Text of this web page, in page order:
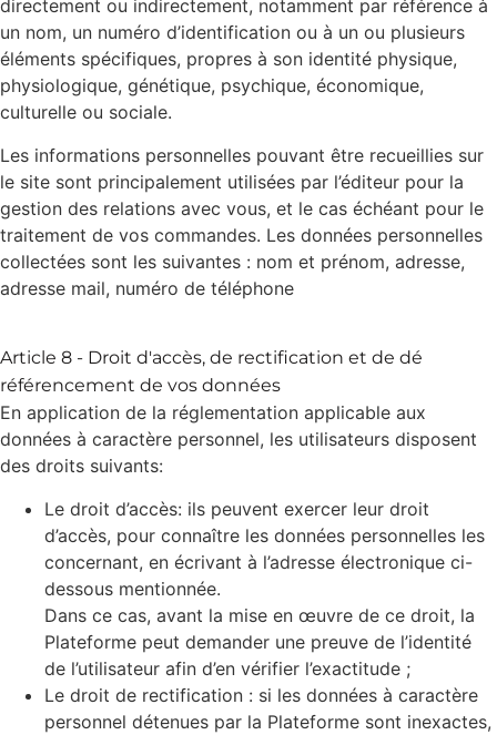
directement ou indirectement, notamment par référence à
un nom, un numéro d’identification ou à un ou plusieurs
éléments spécifiques, propres à son identité physique,
physiologique, génétique, psychique, économique,
culturelle ou sociale.
Les informations personnelles pouvant être recueillies sur
le site sont principalement utilisées par l’éditeur pour la
gestion des relations avec vous, et le cas échéant pour le
traitement de vos commandes. Les données personnelles
collectées sont les suivantes : nom et prénom, adresse,
adresse mail, numéro de téléphone
Article 8 - Droit d'accès, de rectification et de dé
référencement de vos données
En application de la réglementation applicable aux
données à caractère personnel, les utilisateurs disposent
des droits suivants:
Le droit d’accès: ils peuvent exercer leur droit
d’accès, pour connaître les données personnelles les
concernant, en écrivant à l’adresse électronique ci-
dessous mentionnée.
Dans ce cas, avant la mise en œuvre de ce droit, la
Plateforme peut demander une preuve de l’identité
de l’utilisateur afin d’en vérifier l’exactitude ;
Le droit de rectification : si les données à caractère
personnel détenues par la Plateforme sont inexactes,